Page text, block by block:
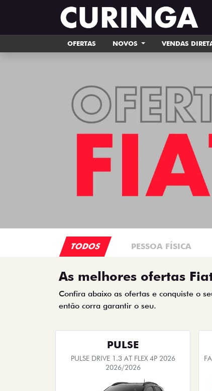
OFERTAS NOVOS VENDAS
TODOS PESSOA FÍSICA
As melhores ofertas
Confira abaixo as ofertas e conquiste o
então corra garantir o seu.
PULSE
PULSE DRIVE 1.3 AT FLEX 4P 2026
2026/2026